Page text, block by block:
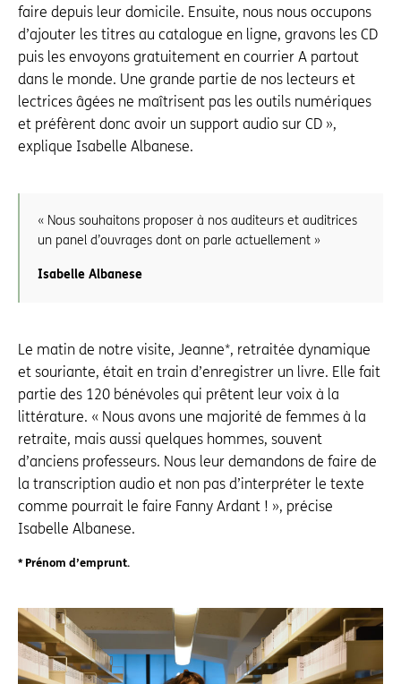
faire depuis leur domicile. Ensuite, nous nous occupons
d’ajouter les titres au catalogue en ligne, gravons les CD
puis les envoyons gratuitement en courrier A partout
dans le monde. Une grande partie de nos lecteurs et
lectrices âgées ne maî­trisent pas les outils numériques
et pré­fèrent donc avoir un support audio sur CD »,
explique Isabelle Albanese.
« Nous souhaitons proposer à nos auditeurs et auditrices
un panel d’ouvrages dont on parle actuellement »
Isabelle Albanese
Le matin de notre visite, Jeanne*, retraitée dynamique
et souriante, était en train d’enregistrer un livre. Elle fait
partie des 120 bénévoles qui prêtent leur voix à la
littérature. « Nous avons une majorité de femmes à la
retraite, mais aussi quelques hommes, souvent
d’anciens professeurs. Nous leur demandons de faire de
la transcription audio et non pas d’interpréter le texte
comme pourrait le faire Fanny Ardant ! », précise
Isabelle Albanese.
* Prénom d’emprunt.